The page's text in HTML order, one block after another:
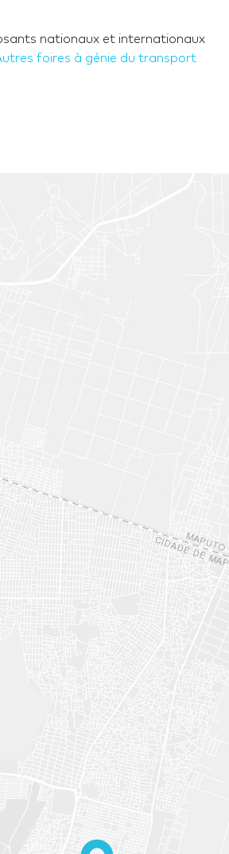
nationaux et internationaux
foires à génie du transport